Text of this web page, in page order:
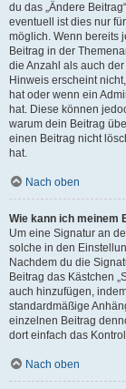
du das „Ändere
eventuell ist dies nur
möglich. Wenn bereits
Beitrag in der
die Anzahl als auch
Hinweis erscheint
hat oder wenn ein
hat. Diese können
warum dein Beitrag
einen Beitrag nicht
hat.
Nach oben
Wie kann ich meinem
Um eine Signatur an
solche in den
Nachdem du die
Beitrag das Kästchen
auch hinzufügen,
standardmäßige
einzelnen Beitrag
dort einfach das
Nach oben